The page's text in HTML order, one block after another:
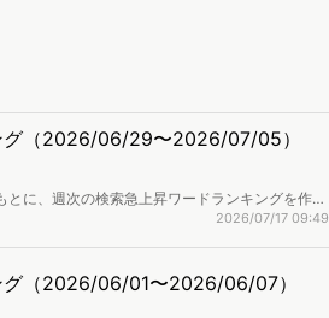
グ（2026/06/29〜2026/07/05）
に、週次の検索急上昇ワードランキングを作成
2026/07/17 09:49
グ（2026/06/01〜2026/06/07）